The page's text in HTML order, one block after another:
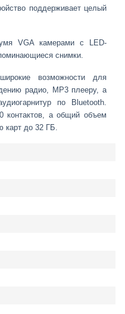
поддерживает целый
VGA камерами с LED-
снимки.
возможности для
радио, MP3 плееру, а
по Bluetooth.
контактов, а общий объем
карт до 32 ГБ.